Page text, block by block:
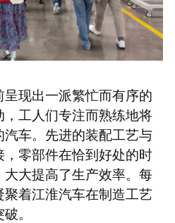
现出一派繁忙而有序的
工人们专注而熟练地将
车。先进的装配工艺与
零部件在恰到好处的时
大提高了生产效率。每
着江淮汽车在制造工艺
。